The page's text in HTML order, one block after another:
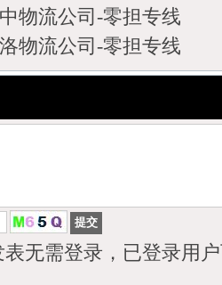
物流公司-零担专线
物流公司-零担专线
无需登录，已登录用